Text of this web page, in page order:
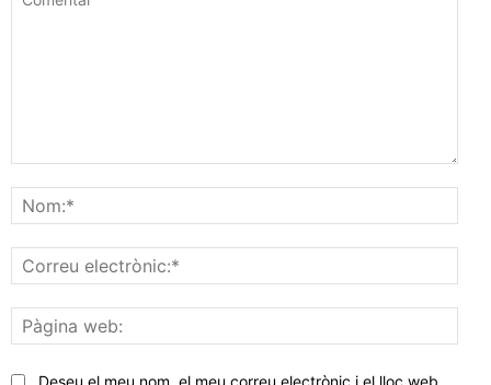
web:
Deseu el meu nom, el meu correu electrònic i el lloc web